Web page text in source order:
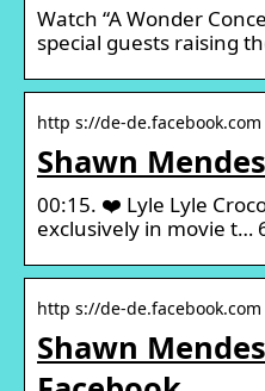
Watch “A Wonder
special guests raising
http s://de-de.facebook.com
Shawn
00:15. ❤️ Lyle Lyle
exclusively in movie t…
http s://de-de.facebook.com
Shawn